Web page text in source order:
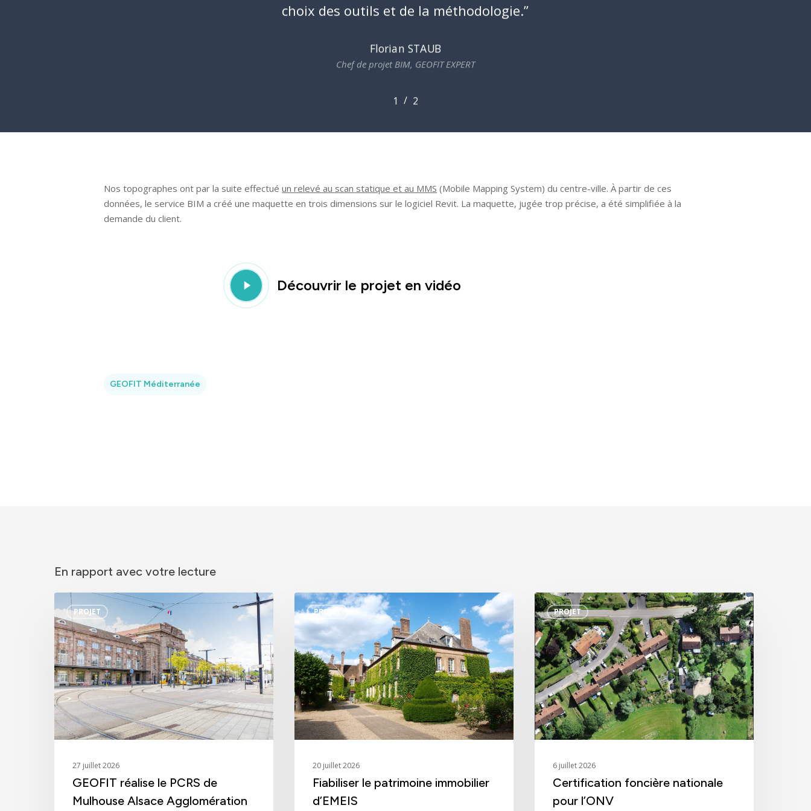
choix des outils et de la méthodologie.”
Florian STAUB
Chef de projet BIM, GEOFIT EXPERT
1 2
/ 2
Nos topographes ont par la suite effectuéun relevé au scan statique et au MMS (Mobile Mapping System) du centre-ville. À partir de ces
données, le service BIM a créé une maquette en trois dimensions sur le logiciel Revit. La maquette, jugée trop précise, a été simplifiée à la
demande du client.
Play
Video
Découvrir le projet en vidéo
GEOFIT Méditerranée
En rapport avec votre lecture
PROJET
GEOFIT
réalise
le
PCRS
de
Mulhouse
Alsace
Agglomération
27 juillet 2026
GEOFIT réalise le PCRS de
Mulhouse Alsace Agglomération
PROJET
Fiabiliser
le
patrimoine
immobilier
d’EMEIS
20 juillet 2026
Fiabiliser le patrimoine immobilier
d’EMEIS
PROJET
Certification
foncière
nationale
pour
l’ONV
6 juillet 2026
Certification foncière nationale
pour l’ONV
Innovation